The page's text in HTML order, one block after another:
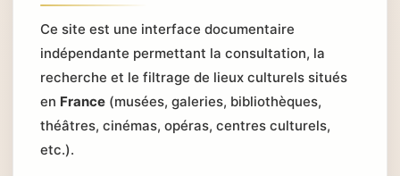
Ce site est une interface documentaire
indépendante permettant la consultation, la
recherche et le filtrage de lieux culturels situés
en France (musées, galeries, bibliothèques,
théâtres, cinémas, opéras, centres culturels,
etc.).